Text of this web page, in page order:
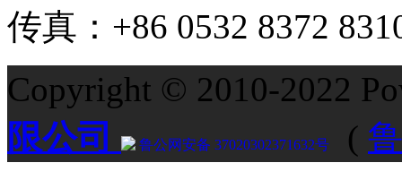
传真：+86 0532 8372
Copyright © 2010-2022
限公司
鲁公网安备 37020302371632号 (